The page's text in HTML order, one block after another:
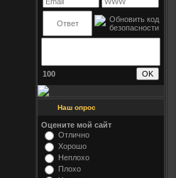
100
Наш опрос
Оцените мой сайт
Отлично
Хорошо
Неплохо
Плохо